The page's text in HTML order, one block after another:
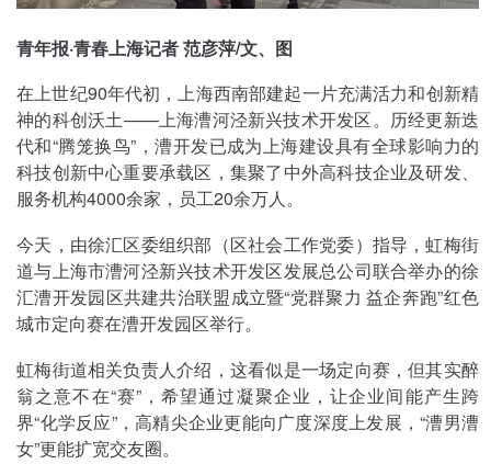
青年报·青春上海记者 范彦萍/文、图
在上世纪90年代初，上海西南部建起一片充满活力和创新精
神的科创沃土——上海漕河泾新兴技术开发区。历经更新迭
代和“腾笼换鸟”，漕开发已成为上海建设具有全球影响力的
科技创新中心重要承载区，集聚了中外高科技企业及研发、
服务机构4000余家，员工20余万人。
今天，由徐汇区委组织部（区社会工作党委）指导，虹梅街
道与上海市漕河泾新兴技术开发区发展总公司联合举办的徐
汇漕开发园区共建共治联盟成立暨“党群聚力 益企奔跑”红色
城市定向赛在漕开发园区举行。
虹梅街道相关负责人介绍，这看似是一场定向赛，但其实醉
翁之意不在“赛”，希望通过凝聚企业，让企业间能产生跨
界“化学反应”，高精尖企业更能向广度深度上发展，“漕男漕
女”更能扩宽交友圈。